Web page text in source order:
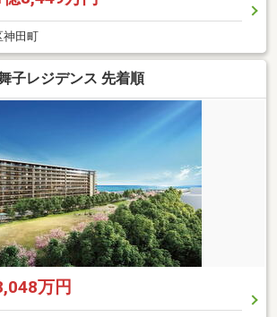
神田町
子レジデンス 先着順
万円